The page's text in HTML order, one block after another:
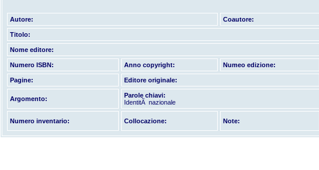
Autore: Coautore:
Titolo:
Nome editore:
Numero ISBN: Anno copyright: Numeo edizione:
Pagine: Editore originale:
Argomento:
Parole chiavi:
IdentitÃ nazionale
Numero inventario: Collocazione: Note: